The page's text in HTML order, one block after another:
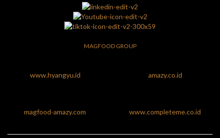
MAGFOOD GROUP
www.hyangyu.id amazy.co.id
magfood-amazy.com www.completeme.co.id